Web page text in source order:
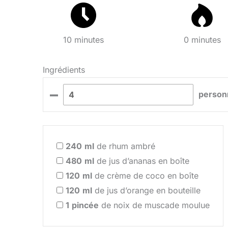
10 minutes 0 minutes
Ingrédients
–
240 ml de rhum ambré
480 ml de jus d’ananas en boîte
120 ml de crème de coco en boîte
120 ml de jus d’orange en bouteille
1 pincée de noix de muscade moulue